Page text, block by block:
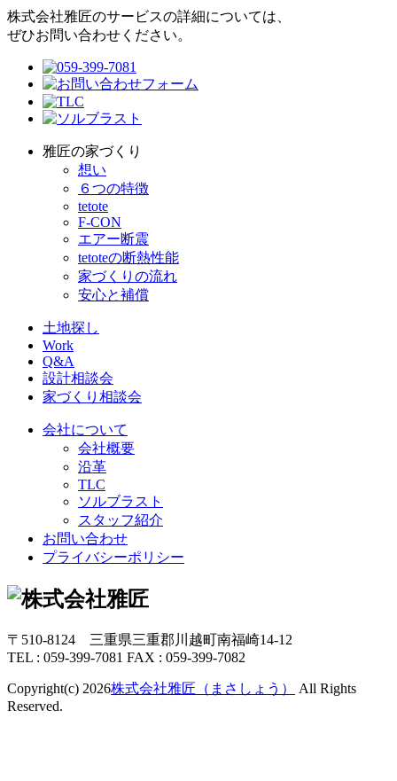
株式会社雅匠のサービスの詳細については、
ぜひお問い合わせください。
雅匠の家づくり
想い
６つの特徴
tetote
F-CON
エアー断震
tetoteの断熱性能
家づくりの流れ
安心と補償
土地探し
Work
Q&A
設計相談会
家づくり相談会
会社について
会社概要
沿革
TLC
ソルブラスト
スタッフ紹介
お問い合わせ
プライバシーポリシー
〒510-8124 三重県三重郡川越町南福崎14-12
TEL : 059-399-7081 FAX : 059-399-7082
Copyright(c) 2026株式会社雅匠（まさしょう）
All Rights
Reserved.